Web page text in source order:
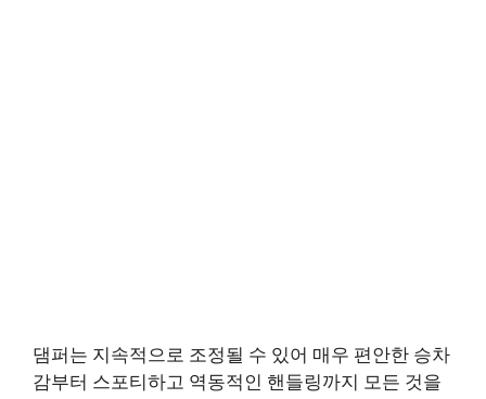
댐퍼는 지속적으로 조정될 수 있어 매우 편안한 승차
감부터 스포티하고 역동적인 핸들링까지 모든 것을